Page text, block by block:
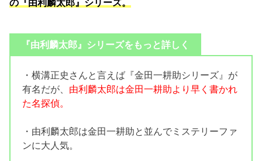
の『由利麟太郎』シリーズ。
『由利麟太郎』シリーズをもっと詳しく
・横溝正史さんと言えば『金田一耕助シリーズ』が
有名だが、 由利麟太郎は金田一耕助より早く書かれ
た名探偵。
・由利麟太郎は金田一耕助と並んでミステリーファ
ンに大人気。